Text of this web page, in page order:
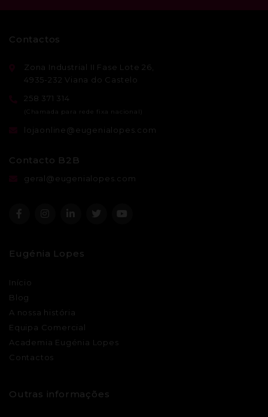
Contactos
Zona Industrial II Fase Lote 26,
4935-232 Viana do Castelo
258 371 314
lojaonline@eugenialopes.com
Contacto B2B
geral@eugenialopes.com
Eugénia Lopes
Início
Blog
A nossa história
Equipa Comercial
Academia Eugénia Lopes
Contactos
Outras informações